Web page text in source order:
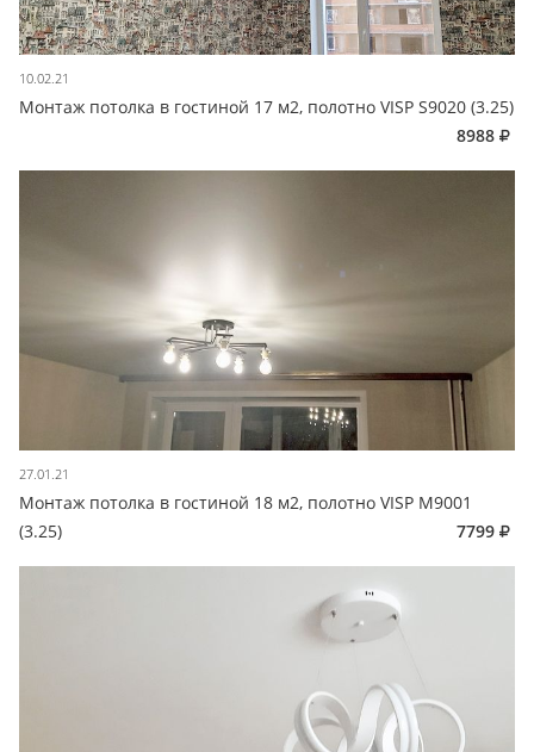
10.02.21
Монтаж потолка в гостиной 17 м2, полотно VISP S9020 (3.25)
8988
27.01.21
Монтаж потолка в гостиной 18 м2, полотно VISP M9001
(3.25)
7799